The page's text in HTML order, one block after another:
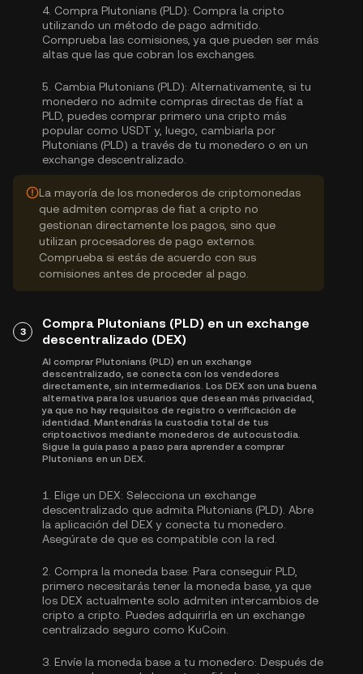
4. Compra Plutonians (PLD): Compra la cripto
utilizando un método de pago admitido.
Comprueba las comisiones, ya que pueden ser más
altas que las que cobran los exchanges.
5. Cambia Plutonians (PLD): Alternativamente, si tu
monedero no admite compras directas de fíat a
PLD, puedes comprar primero una cripto más
popular como USDT y, luego, cambiarla por
Plutonians (PLD) a través de tu monedero o en un
exchange descentralizado.
La mayoría de los monederos de criptomonedas
que admiten compras de fiat a cripto no
gestionan directamente los pagos, sino que
utilizan procesadores de pago externos.
Comprueba si estás de acuerdo con sus
comisiones antes de proceder al pago.
3
Compra Plutonians (PLD) en un exchange
descentralizado (DEX)
Al comprar Plutonians (PLD) en un exchange
descentralizado, se conecta con los vendedores
directamente, sin intermediarios. Los DEX son una buena
alternativa para los usuarios que desean más privacidad,
ya que no hay requisitos de registro o verificación de
identidad. Mantendrás la custodia total de tus
criptoactivos mediante monederos de autocustodia.
Sigue la guía paso a paso para aprender a comprar
Plutonians en un DEX.
1. Elige un DEX: Selecciona un exchange
descentralizado que admita Plutonians (PLD). Abre
la aplicación del DEX y conecta tu monedero.
Asegúrate de que es compatible con la red.
2. Compra la moneda base: Para conseguir PLD,
primero necesitarás tener la moneda base, ya que
los DEX actualmente solo admiten intercambios de
cripto a cripto. Puedes adquirirla en un exchange
centralizado seguro como KuCoin.
3. Envíe la moneda base a tu monedero: Después de